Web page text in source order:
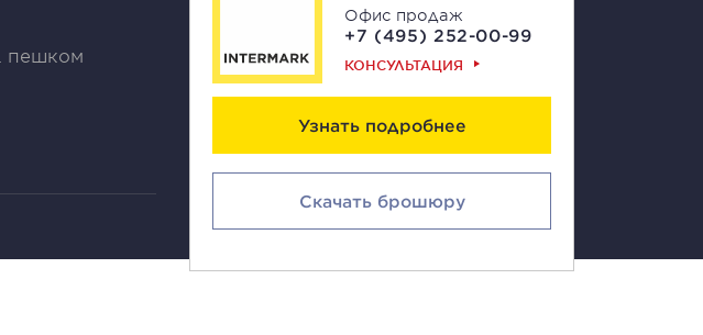
пешком
Офис продаж
+7 (495) 252-00-99
КОНСУЛЬТАЦИЯ
Узнать подробнее
Скачать брошюру